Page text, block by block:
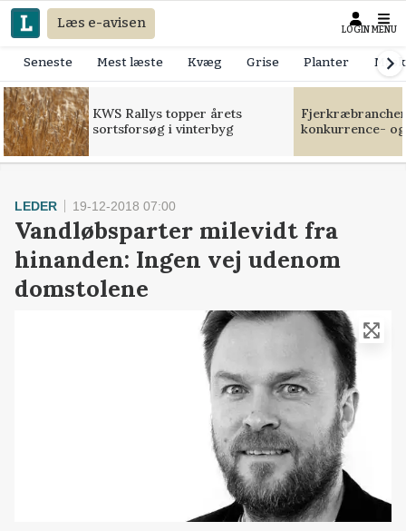
Læs e-avisen LOGIN MENU
Seneste Mest læste Kvæg Grise Planter
KWS Rallys topper årets
sortsforsøg i vinterbyg
konkurrence-
LEDER 19-12-2018 07:00
Vandløbsparter milevidt fra
hinanden: Ingen vej udenom
domstolene